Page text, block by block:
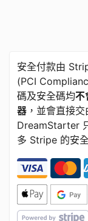
安全付款由
​(​PCI
碼及安全碼均不
器 ，並會直接
DreamStarter
多 Stripe 的安